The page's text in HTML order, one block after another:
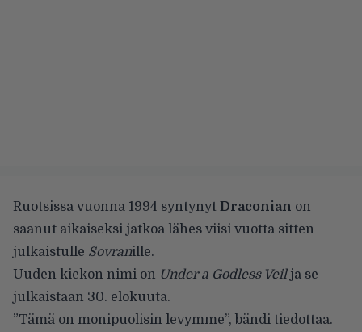
Ruotsissa vuonna 1994 syntynyt Draconian on
saanut aikaiseksi jatkoa lähes viisi vuotta sitten
julkaistulle Sovranille.
Uuden kiekon nimi on Under a Godless Veilja se
julkaistaan 30. elokuuta.
”Tämä on monipuolisin levymme”, bändi tiedottaa.